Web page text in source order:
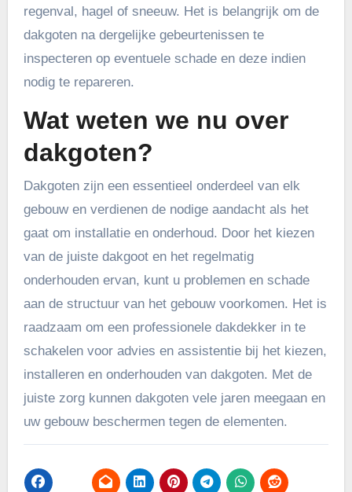
regenval, hagel of sneeuw. Het is belangrijk om de
dakgoten na dergelijke gebeurtenissen te
inspecteren op eventuele schade en deze indien
nodig te repareren.
Wat weten we nu over
dakgoten?
Dakgoten zijn een essentieel onderdeel van elk
gebouw en verdienen de nodige aandacht als het
gaat om installatie en onderhoud. Door het kiezen
van de juiste dakgoot en het regelmatig
onderhouden ervan, kunt u problemen en schade
aan de structuur van het gebouw voorkomen. Het is
raadzaam om een professionele dakdekker in te
schakelen voor advies en assistentie bij het kiezen,
installeren en onderhouden van dakgoten. Met de
juiste zorg kunnen dakgoten vele jaren meegaan en
uw gebouw beschermen tegen de elementen.